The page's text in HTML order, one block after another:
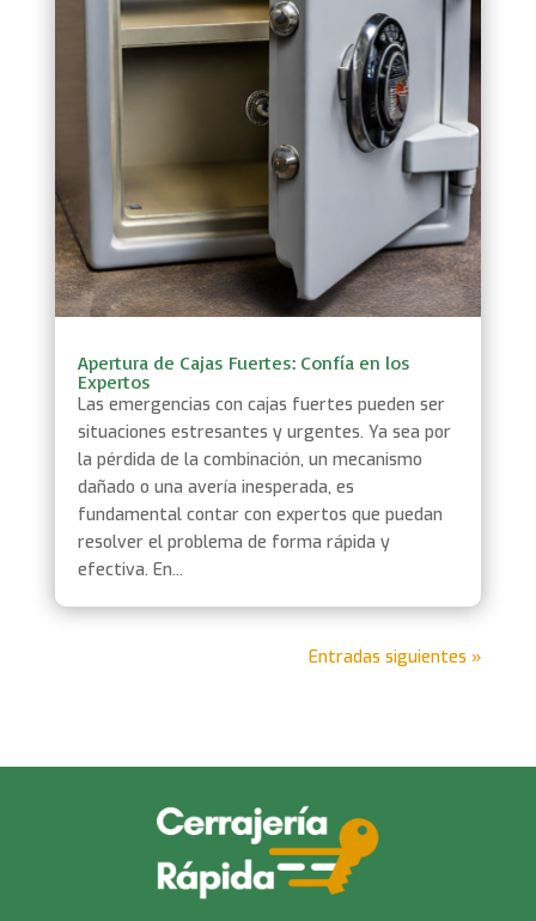
Apertura de Cajas Fuertes: Confía en los
Expertos
Las emergencias con cajas fuertes pueden ser
situaciones estresantes y urgentes. Ya sea por
la pérdida de la combinación, un mecanismo
dañado o una avería inesperada, es
fundamental contar con expertos que puedan
resolver el problema de forma rápida y
efectiva. En...
Entradas siguientes »